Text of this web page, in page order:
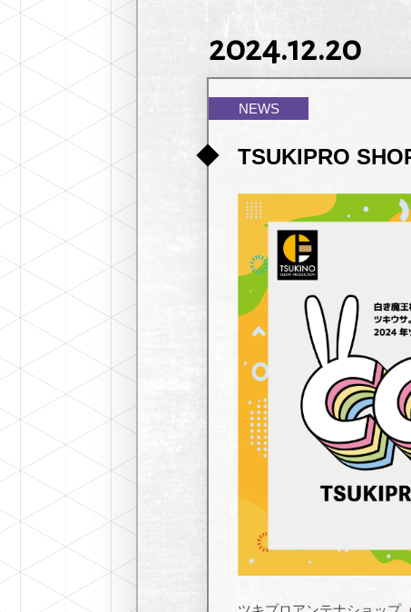
2024.12.20
NEWS
TSUKIPRO